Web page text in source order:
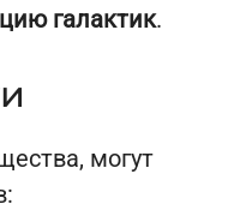
галактик.
могут